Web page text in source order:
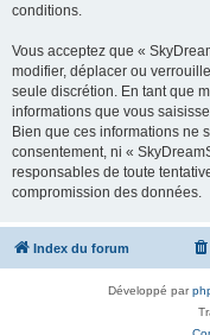
conditions.
Vous acceptez que «
modifier, déplacer ou
seule discrétion. En tant que
informations que vous
Bien que ces informations ne
consentement, ni «
responsables de toute
compromission des données.
Index du forum
Développé par